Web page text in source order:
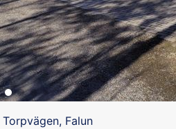
Torpvägen, Falun